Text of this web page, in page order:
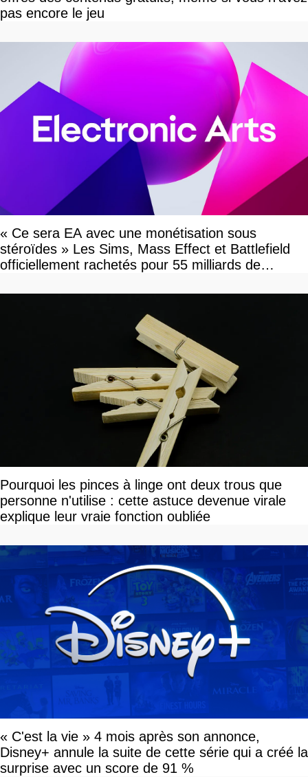
pas encore le jeu
« Ce sera EA avec une monétisation sous
stéroïdes » Les Sims, Mass Effect et Battlefield
officiellement rachetés pour 55 milliards de
Pourquoi les pinces à linge ont deux trous que
personne n'utilise : cette astuce devenue virale
explique leur vraie fonction oubliée
« C'est la vie » 4 mois après son annonce,
Disney+ annule la suite de cette série qui a créé la
surprise avec un score de 91 %